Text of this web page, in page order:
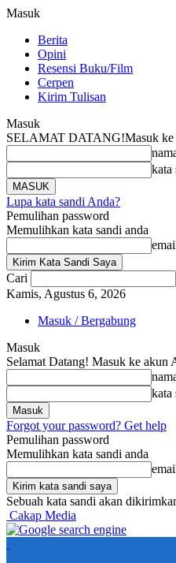
Masuk
Berita
Opini
Resensi Buku/Film
Cerpen
Kirim Tulisan
Masuk
SELAMAT DATANG!Masuk
kata
Lupa kata sandi Anda?
Pemulihan password
Memulihkan kata sandi anda
Cari
Kamis, Agustus 6, 2026
Masuk / Bergabung
Masuk
Selamat Datang! Masuk ke akun
kata
Forgot your password? Get help
Pemulihan password
Memulihkan kata sandi anda
Sebuah kata sandi akan
Cakap Media